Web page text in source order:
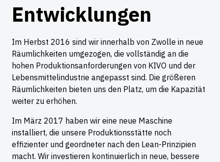
Entwicklungen
Im Herbst 2016 sind wir innerhalb von Zwolle in neue
Räumlichkeiten umgezogen, die vollständig an die
hohen Produktionsanforderungen von KIVO und der
Lebensmittelindustrie angepasst sind. Die größeren
Räumlichkeiten bieten uns den Platz, um die Kapazität
weiter zu erhöhen.
Im März 2017 haben wir eine neue Maschine
installiert, die unsere Produktionsstätte noch
effizienter und geordneter nach den Lean-Prinzipien
macht. Wir investieren kontinuierlich in neue, bessere